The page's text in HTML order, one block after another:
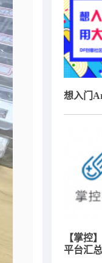
想入门
【掌控
平台汇总